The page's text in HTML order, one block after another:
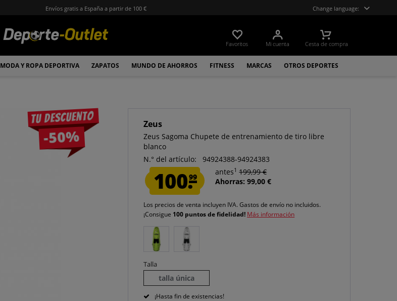
Envíos gratis a España a partir de 100 € Change language:
Favoritos Mi cuenta Cesta de compra
MODA Y ROPA DEPORTIVA ZAPATOS MUNDO DE AHORROS FITNESS MARCAS OTROS DEPORTES
Tu descuento
-50%
Zeus
Zeus Sagoma Chupete de entrenamiento de tiro libre
blanco
N.° del artículo:
94924388-94924383
100.99
antes1 199,99 €
Ahorras: 99,00 €
Los precios de venta incluyen IVA.Gastos de envío no incluidos.
¡Consigue 100 puntos de fidelidad! Más información
Talla
talla única
¡Hasta fin de existencias!